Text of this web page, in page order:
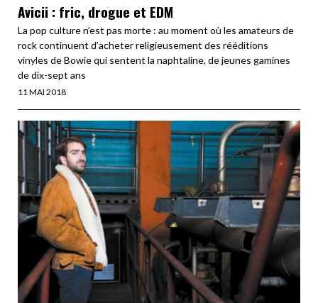
Avicii : fric, drogue et EDM
La pop culture n’est pas morte : au moment où les amateurs de
rock continuent d’acheter religieusement des rééditions
vinyles de Bowie qui sentent la naphtaline, de jeunes gamines
de dix-sept ans
11 MAI 2018